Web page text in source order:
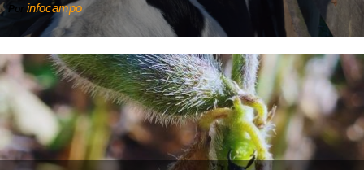
Por infocampo